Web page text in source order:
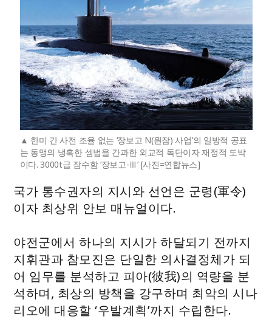
한미 간 사전 조율 없는 ‘장보고 N(원잠) 사업’의 일방적 공표
는 동맹의 냉혹한 셈법을 간과한 외교적 독단이자 재정적 도박
이다. 3000t급 잠수함 ‘장보고-Ⅲ’ [사진=연합뉴스]
국가 통수권자의 지시와 선언은 군령(軍令)
이자 최상위 안보 매뉴얼이다.
야전군에서 하나의 지시가 하달되기 전까지
지휘관과 참모진은 단일한 의사결정체가 되
어 임무를 분석하고 피아(彼我)의 역량을 분
석하며, 최상의 방책을 강구하며 최악의 시나
리오에 대응할 ‘우발계획’까지 수립한다.